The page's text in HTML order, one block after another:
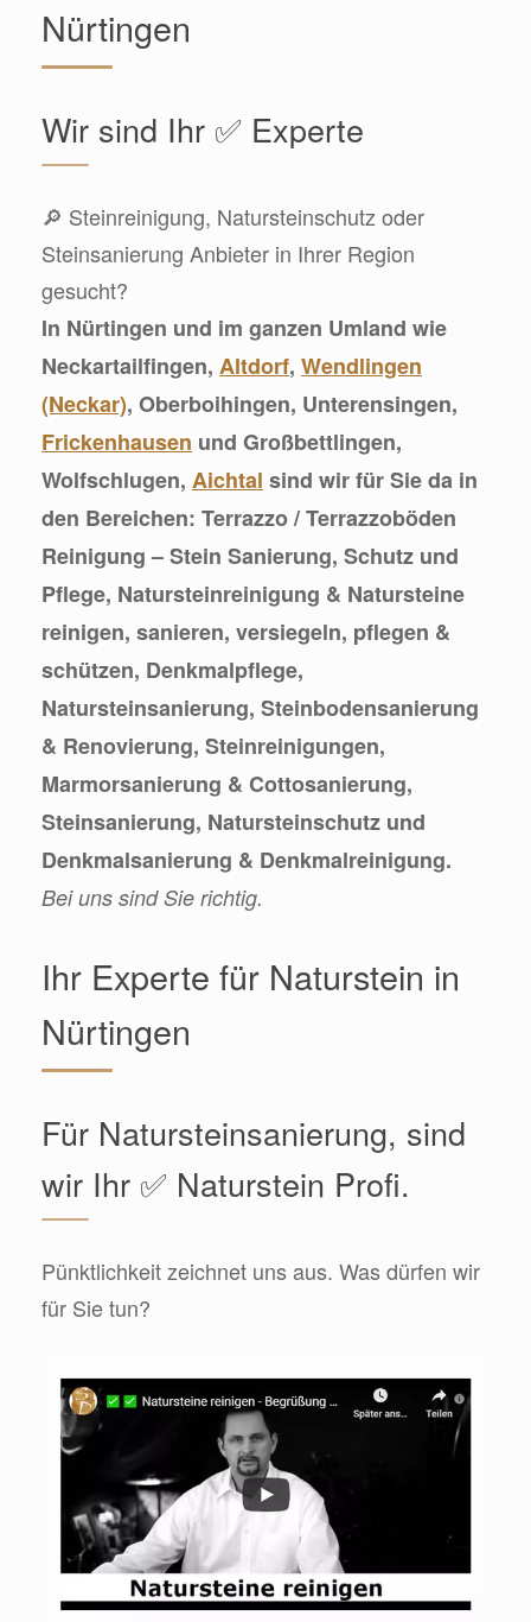
Nürtingen
Wir sind Ihr ✅ Experte
🔎 Steinreinigung, Natursteinschutz oder
Steinsanierung Anbieter in Ihrer Region
gesucht?
In Nürtingen und im ganzen Umland wie
Neckartailfingen, Altdorf, Wendlingen
(Neckar), Oberboihingen, Unterensingen,
Frickenhausen und Großbettlingen,
Wolfschlugen, Aichtal sind wir für Sie da in
den Bereichen: Terrazzo / Terrazzoböden
Reinigung – Stein Sanierung, Schutz und
Pflege, Natursteinreinigung & Natursteine
reinigen, sanieren, versiegeln, pflegen &
schützen, Denkmalpflege,
Natursteinsanierung, Steinbodensanierung
& Renovierung, Steinreinigungen,
Marmorsanierung & Cottosanierung,
Steinsanierung, Natursteinschutz und
Denkmalsanierung & Denkmalreinigung.
Bei uns sind Sie richtig.
Ihr Experte für Naturstein in
Nürtingen
Für Natursteinsanierung, sind
wir Ihr ✅ Naturstein Profi.
Pünktlichkeit zeichnet uns aus. Was dürfen wir
für Sie tun?